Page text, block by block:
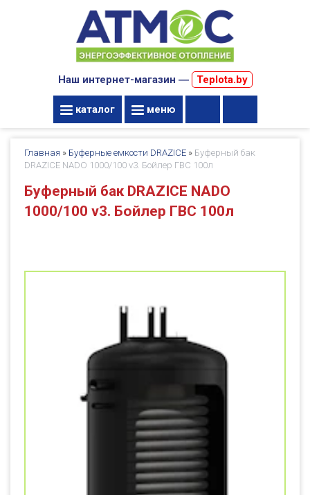
Наш интернет-магазин ― Teplota.by
каталог меню
Главная » Буферные емкости DRAZICE » Буферный бак
DRAZICE NADO 1000/100 v3. Бойлер ГВС 100л
Буферный бак DRAZICE NADO
1000/100 v3. Бойлер ГВС 100л